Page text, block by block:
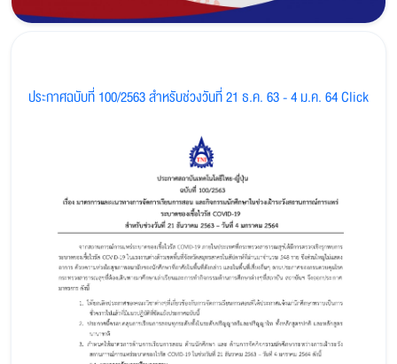
ประกาศฉบับที่ 100/2563 สำหรับช่วงวันที่ 21 ธ.ค. 63 - 4 ม.ค. 64 Click